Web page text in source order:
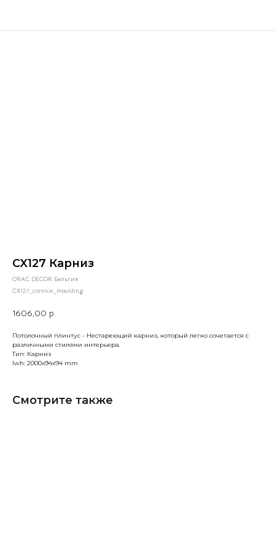
CX127 Карниз
ORAC DECOR Бельгия
CX127_cornice_moulding
1606,00 р.
Потолочный плинтус - Нестареющий карниз, который легко сочетается с
различными стилями интерьера.
Тип: Карниз
lwh: 2000x94x94 mm
Смотрите также